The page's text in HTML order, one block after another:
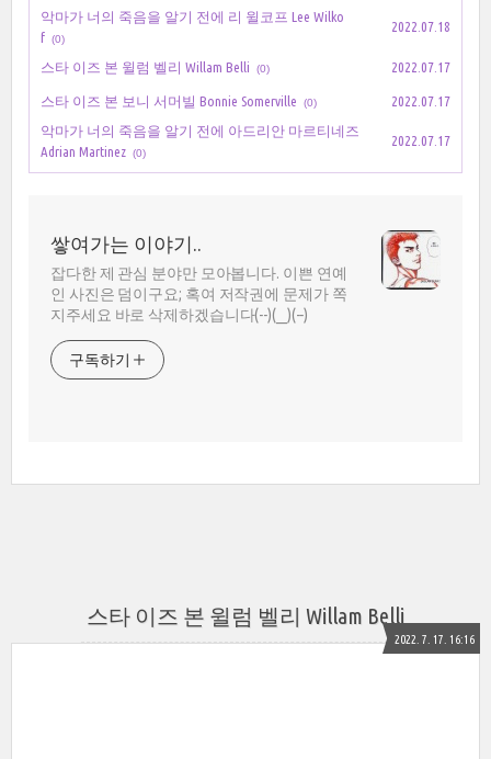
악마가 너의 죽음을 알기 전에 리 윌코프 Lee Wilko
f (0)
2022.07.18
스타 이즈 본 윌럼 벨리 Willam Belli (0) 2022.07.17
스타 이즈 본 보니 서머빌 Bonnie Somerville (0)
2022.07.17
악마가 너의 죽음을 알기 전에 아드리안 마르티네즈
Adrian Martinez (0)
2022.07.17
쌓여가는 이야기..
잡다한 제 관심 분야만 모아봅니다. 이쁜 연예
인 사진은 덤이구요; 혹여 저작권에 문제가 쪽
지주세요 바로 삭제하겠습니다(--)(__)(--)
구독하기
스타 이즈 본 윌럼 벨리 Willam Belli
2022. 7. 17. 16:16